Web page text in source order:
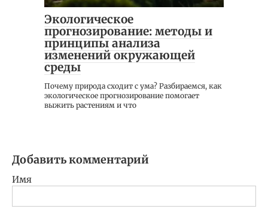
Экологическое
прогнозирование: методы и
принципы анализа
изменений окружающей
среды
Почему природа сходит с ума? Разбираемся, как
экологическое прогнозирование помогает
выжить растениям и что
Добавить комментарий
Имя